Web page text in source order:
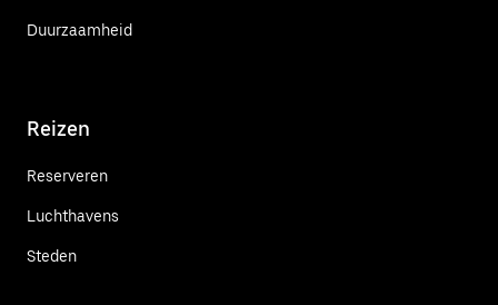
Duurzaamheid
Reizen
Reserveren
Luchthavens
Steden